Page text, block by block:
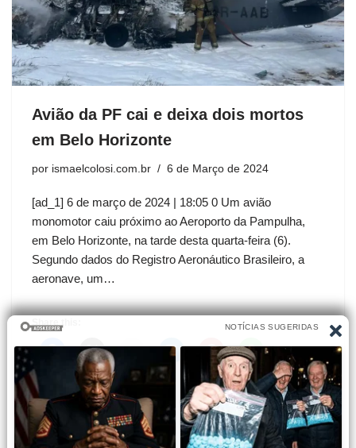
Avião da PF cai e deixa dois mortos
em Belo Horizonte
por ismaelcolosi.com.br 6 de Março de 2024
[ad_1] 6 de março de 2024 | 18:05 0 Um avião
monomotor caiu próximo ao Aeroporto da Pampulha,
em Belo Horizonte, na tarde desta quarta-feira (6).
Segundo dados do Registro Aeronáutico Brasileiro, a
aeronave, um…